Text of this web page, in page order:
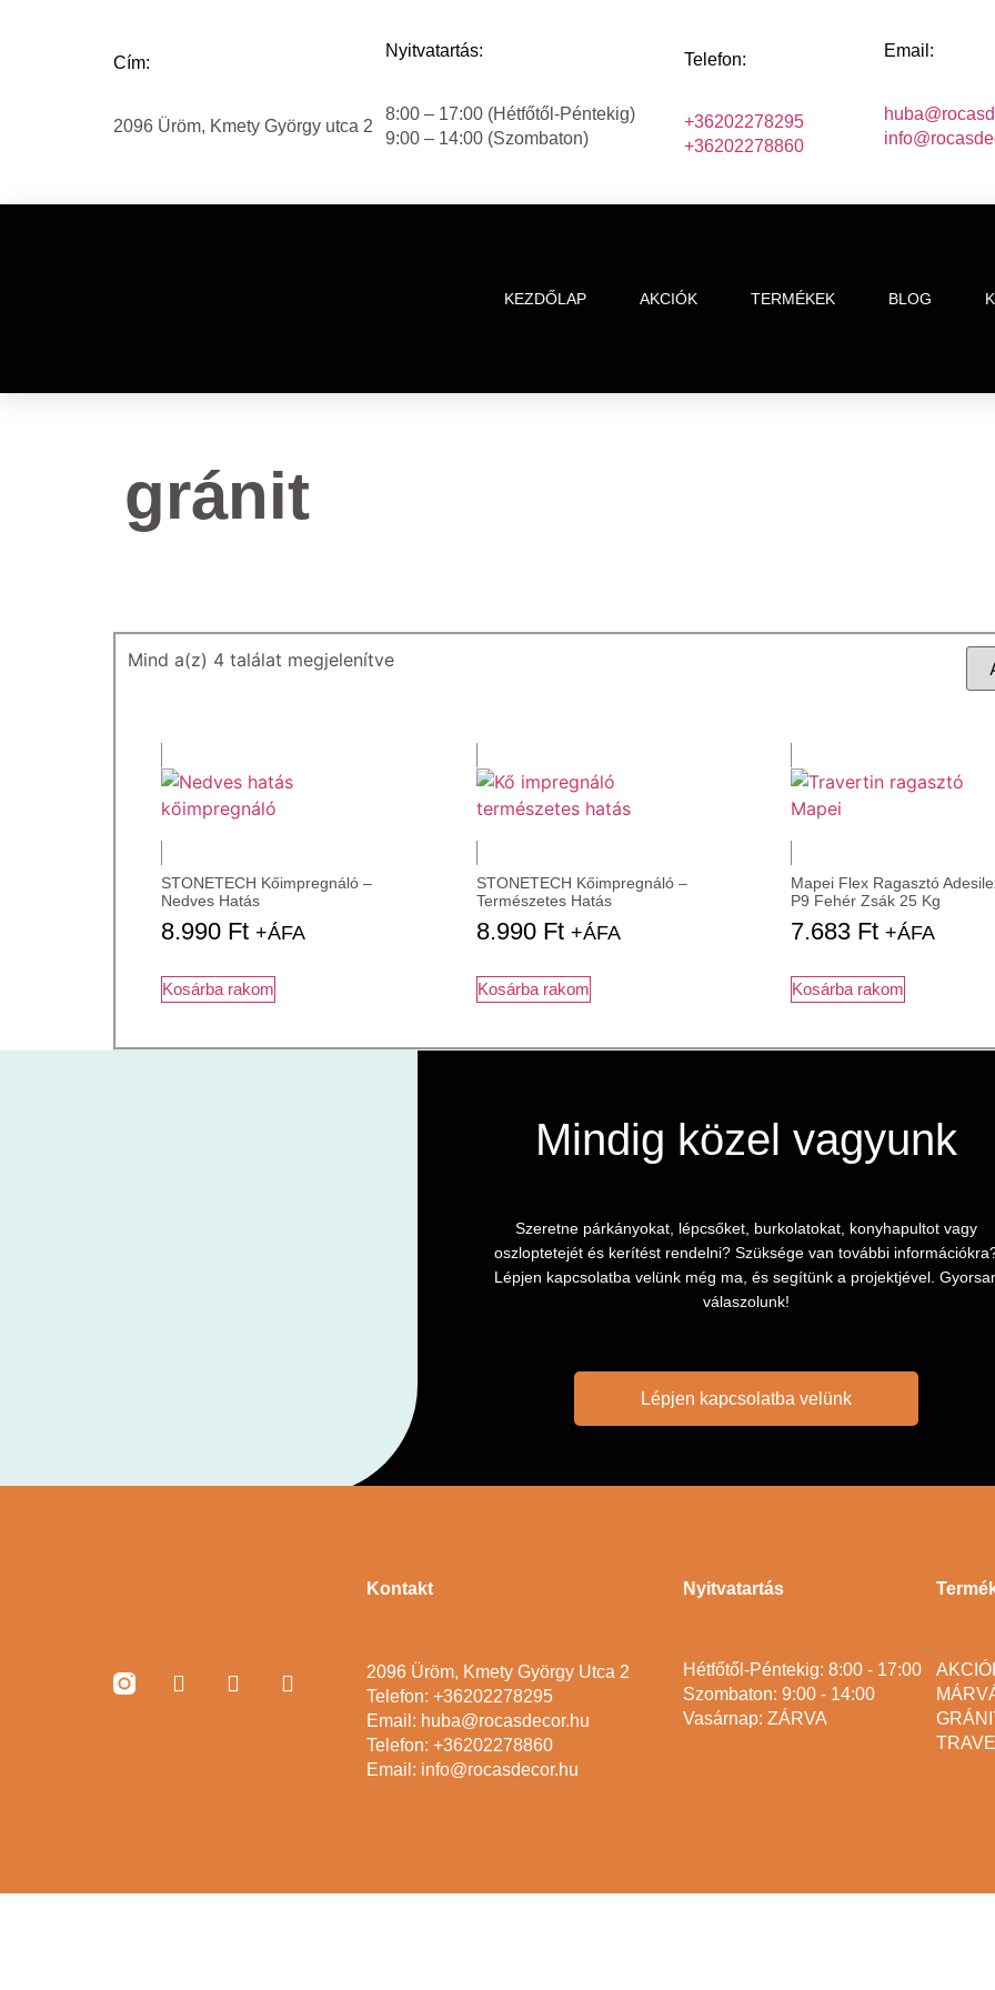
Cím:
2096 Üröm, Kmety György utca 2
Nyitvatartás:
8:00 – 17:00 (Hétfőtől-Péntekig)
9:00 – 14:00 (Szombaton)
Telefon:
+36202278295
+36202278860
Email:
KEZDŐLAP AKCIÓK TERMÉKEK BLOG
gránit
Mind a(z) 4 találat megjelenítve
STONETECH Kőimpregnáló –
Nedves Hatás
8.990 Ft +ÁFA
Kosárba rakom
STONETECH Kőimpregnáló –
Természetes Hatás
8.990 Ft +ÁFA
Kosárba rakom
Mapei Flex Ragasztó
P9 Fehér Zsák 25 Kg
7.683 Ft +ÁFA
Kosárba rakom
Mindig közel vagyunk
Szeretne párkányokat, lépcsőket, burkolatokat, konyhapultot vagy
oszloptetejét és kerítést rendelni? Szüksége van további
Lépjen kapcsolatba velünk még ma, és segítünk a projektjével.
válaszolunk!
Lépjen kapcsolatba velünk
Kontakt
2096 Üröm, Kmety György Utca 2
Telefon: +36202278295
Email: huba@rocasdecor.hu
Telefon: +36202278860
Email: info@rocasdecor.hu
Nyitvatartás
Hétfőtől-Péntekig: 8:00 - 17:00
Szombaton: 9:00 - 14:00
Vasárnap: ZÁRVA